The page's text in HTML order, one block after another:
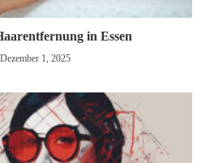
in Essen
Dezember 1, 2025